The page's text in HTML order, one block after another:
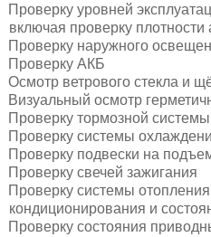
Проверку уровней
включая проверку плотности
Проверку наружного
Проверку АКБ
Осмотр ветрового стекла и
Визуальный осмотр
Проверку тормозной системы
Проверку системы
Проверку подвески на
Проверку свечей зажигания
Проверку системы
кондиционирования и
Проверку состояния